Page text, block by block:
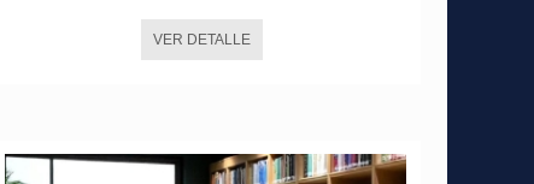
VER DETALLE